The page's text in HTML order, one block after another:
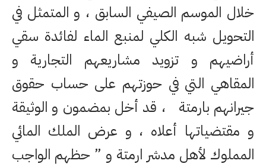
خلال الموسم الصيفي السابق ، و المتمثل في
التحويل شبه الكلي لمنبع الماء لفائدة سقي
أراضيهم و تزويد مشاريعهم التجارية و
المقاهي التي في حوزتهم على حساب حقوق
جيرانهم بارمتة ، قد أخل بمضمون و الوثيقة
و مقتضياتها أعلاه ، و عرض الملك المائي
المملوك لأهل مدشر ارمتة و ” حظهم الواجب